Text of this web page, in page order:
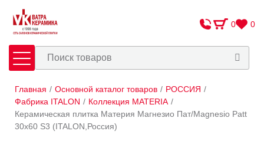
0 0
Плитка Сантехника
Оплата и доставка
Главная / Основной каталог товаров / РОССИЯ /
Фабрика ITALON / Коллекция MATERIA /
Керамическая плитка Материя Магнезио Пат/Magnesio Patt
30x60 S3 (ITALON,Россия)